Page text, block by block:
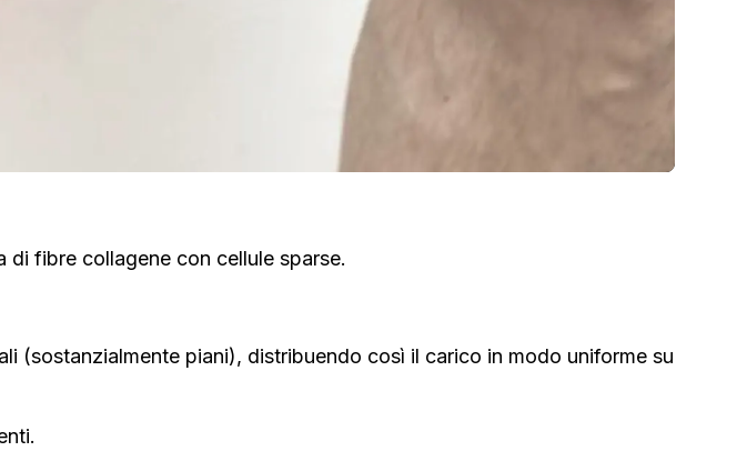
fibre collagene con cellule sparse.
(sostanzialmente piani), distribuendo così il carico in modo uniforme su